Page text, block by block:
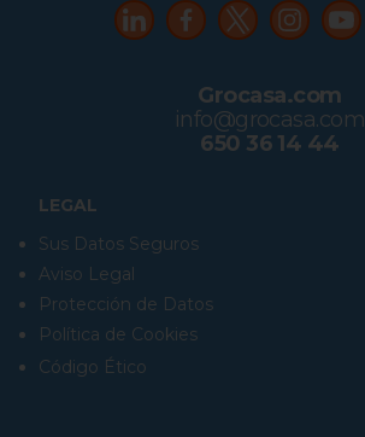
LEGAL
Sus Datos Seguros
Aviso Legal
Protección de Datos
Política de Cookies
Código Ético
Grocasa.com
info@grocasa.com
650 36 14 44